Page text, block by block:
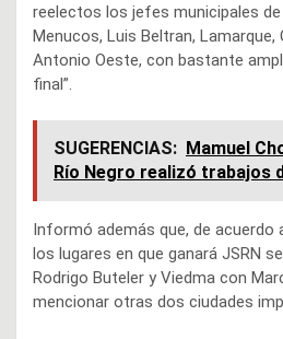
reelectos los jefes municipales de
Menucos, Luis Beltran, Lamarque,
Antonio Oeste, con bastante
final”.
SUGERENCIAS: Mamuel
Río Negro realizó trabajos
Informó además que, de
los lugares en que ganará JSRN
Rodrigo Buteler y Viedma con
mencionar otras dos ciudades